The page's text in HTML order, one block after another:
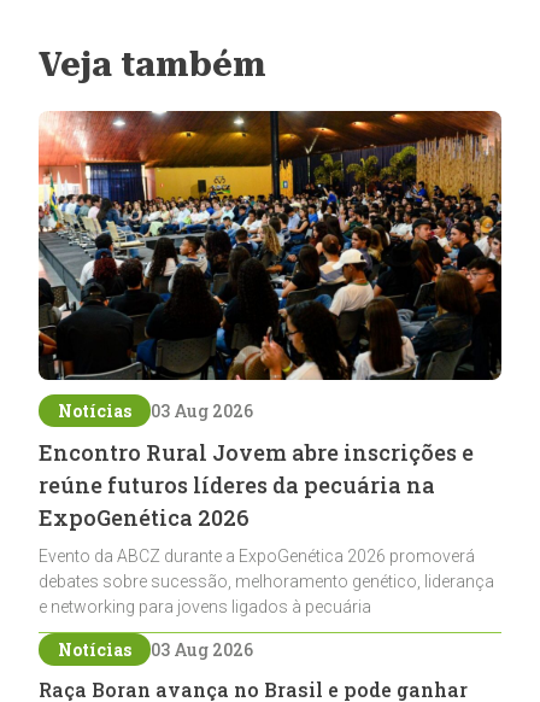
Veja também
Notícias 03 Aug 2026
Encontro Rural Jovem abre inscrições e
reúne futuros líderes da pecuária na
ExpoGenética 2026
Evento da ABCZ durante a ExpoGenética 2026 promoverá
debates sobre sucessão, melhoramento genético, liderança
e networking para jovens ligados à pecuária
Notícias 03 Aug 2026
Raça Boran avança no Brasil e pode ganhar